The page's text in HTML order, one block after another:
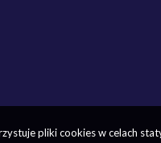
pliki cookies w celach